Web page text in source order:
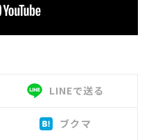
LINEで送る
ブクマ